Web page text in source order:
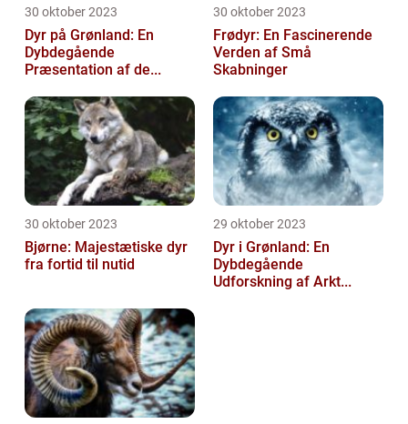
30 oktober 2023
Dyr på Grønland: En
Dybdegående
Præsentation af de...
30 oktober 2023
Frødyr: En Fascinerende
Verden af Små
Skabninger
30 oktober 2023
Bjørne: Majestætiske dyr
fra fortid til nutid
29 oktober 2023
Dyr i Grønland: En
Dybdegående
Udforskning af Arkt...